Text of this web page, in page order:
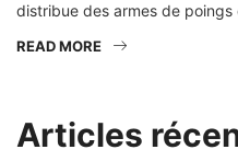
distribue des armes de
READ MORE
Articles